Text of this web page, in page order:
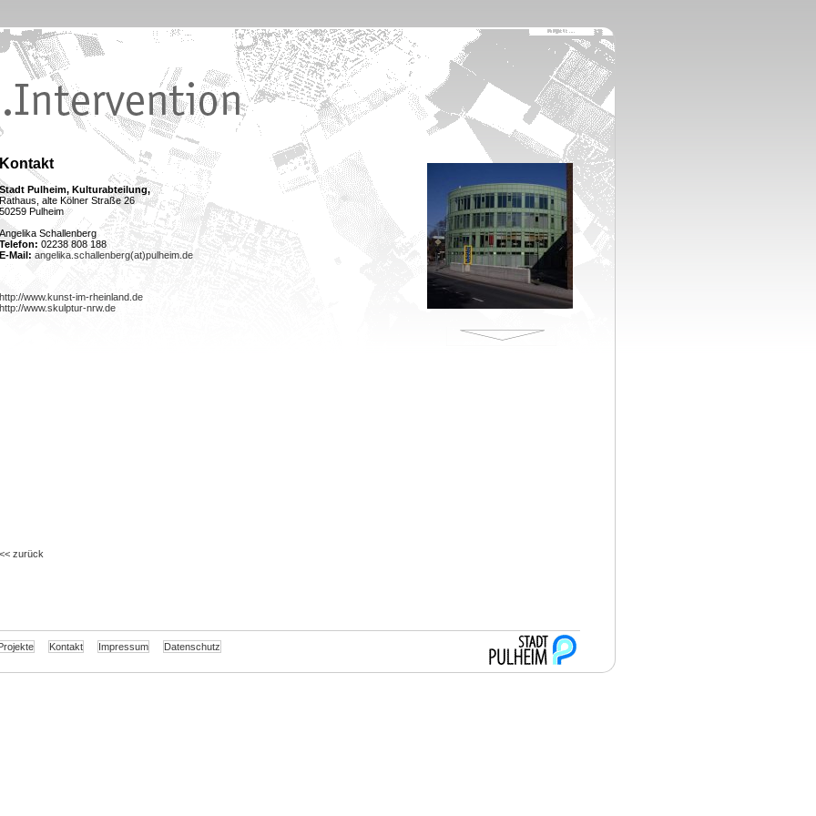
Kontakt
Pulheim, Kulturabteilung,
alte Kölner Straße 26
50259 Pulheim
Angelika Schallenberg
Telefon: 02238 808 188
E-Mail: angelika.schallenberg(at)pulheim.de
http://www.kunst-im-rheinland.de
http://www.skulptur-nrw.de
<< zurück
Kontakt Impressum Datenschutz